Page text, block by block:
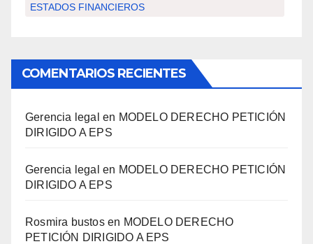
ESTADOS FINANCIEROS
COMENTARIOS RECIENTES
Gerencia legal en MODELO DERECHO PETICIÓN
DIRIGIDO A EPS
Gerencia legal en MODELO DERECHO PETICIÓN
DIRIGIDO A EPS
Rosmira bustosen MODELO DERECHO
PETICIÓN DIRIGIDO A EPS